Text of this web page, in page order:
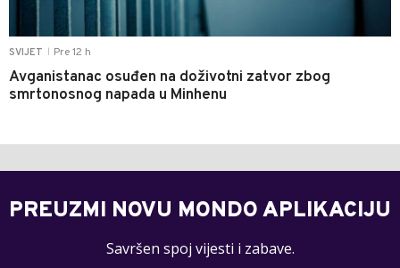
SVIJET Pre 12 h
Avganistanac osuđen na doživotni zatvor zbog
smrtonosnog napada u Minhenu
PREUZMI NOVU MONDO APLIKACIJU
Savršen spoj vijesti i zabave.